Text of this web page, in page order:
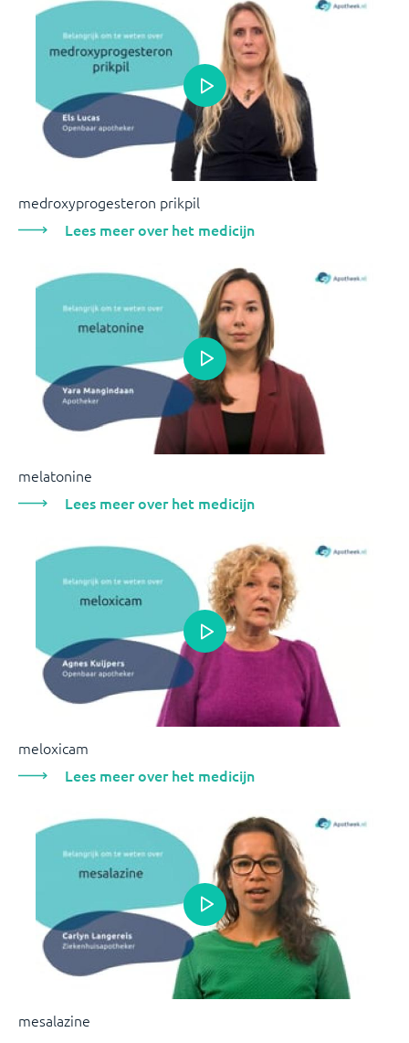
medroxyprogesteron prikpil
Lees meer over het medicijn
melatonine
Lees meer over het medicijn
meloxicam
Lees meer over het medicijn
mesalazine